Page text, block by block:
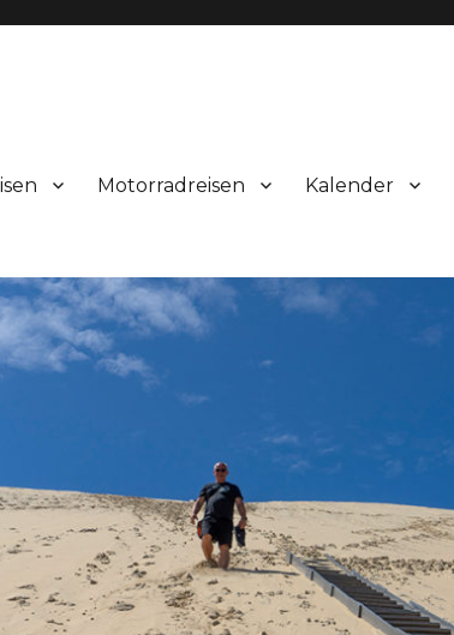
Motorradreisen Kalender